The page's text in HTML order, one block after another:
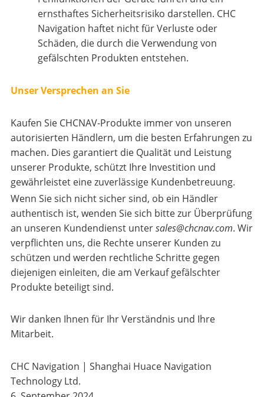
ernsthaftes Sicherheitsrisiko darstellen. CHC
Navigation haftet nicht für Verluste oder
Schäden, die durch die Verwendung von
gefälschten Produkten entstehen.
Unser Versprechen an Sie
Kaufen Sie CHCNAV-Produkte immer von unseren
autorisierten Händlern, um die besten Erfahrungen zu
machen. Dies garantiert die Qualität und Leistung
unserer Produkte, schützt Ihre Investition und
gewährleistet eine zuverlässige Kundenbetreuung.
Wenn Sie sich nicht sicher sind, ob ein Händler
authentisch ist, wenden Sie sich bitte zur Überprüfung
an unseren Kundendienst untersales@chcnav.com. Wir
verpflichten uns, die Rechte unserer Kunden zu
schützen und werden rechtliche Schritte gegen
diejenigen einleiten, die am Verkauf gefälschter
Produkte beteiligt sind.
Wir danken Ihnen für Ihr Verständnis und Ihre
Mitarbeit.
CHC Navigation | Shanghai Huace Navigation
Technology Ltd.